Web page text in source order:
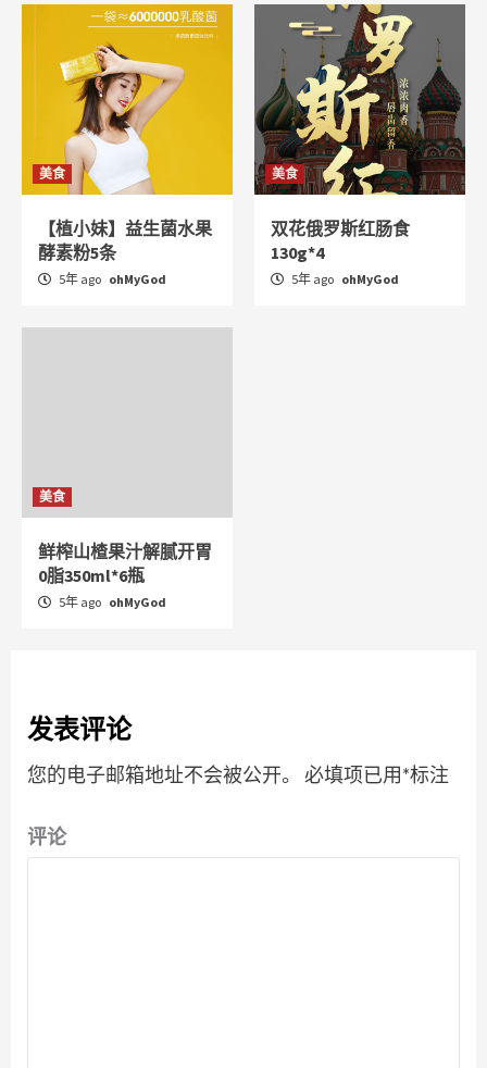
美食
【植小妹】益生菌水果
酵素粉5条
5年 ago ohMyGod
美食
双花俄罗斯红肠食
130g*4
5年 ago ohMyGod
美食
鲜榨山楂果汁解腻开胃
0脂350ml*6瓶
5年 ago ohMyGod
发表评论
您的电子邮箱地址不会被公开。 必填项已用*标注
评论